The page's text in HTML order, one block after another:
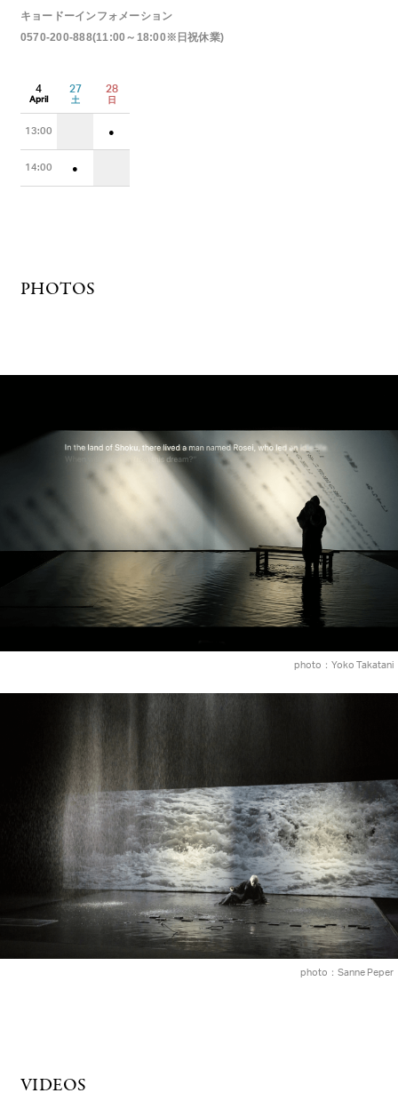
キョードーインフォメーション
0570‐200‐888(11:00～18:00※日祝休業)
4
April
27
土
28
日
13:00 ●
14:00 ●
PHOTOS
photo：Yoko Takatani
photo：Sanne Peper
VIDEOS